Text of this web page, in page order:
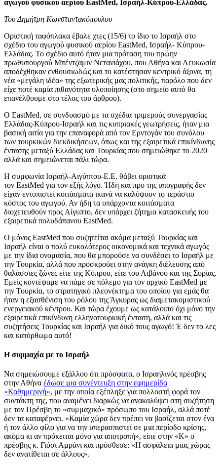
αγωγού φυσικού αερίου EastMed, Ισραήλ-Κύπρου-Ελλάδας.
Του Δημήτρη Κωνσταντακόπουλου
Οριστική ταφόπλακα έβαλε χτες (15/6) το ίδιο το Ισραήλ στο
σχέδιο του αγωγού φυσικού αερίου EastMed, Ισραήλ- Κύπρου-
Ελλάδας. Το σχέδιο αυτό ήταν μια πρόταση του πρώην
πρωθυπουργού Μπέντζαμιν Νετανιάχου, που Αθήνα και Λευκωσία
αποδέχθηκαν ενθουσιωδώς και το κατέστησαν κεντρικό άξονα, τη
νέα «μεγάλη ιδέα» της εξωτερικής μας πολιτικής, παρόλο που δεν
είχε ποτέ καμία πιθανότητα υλοποίησης (στο σημείο αυτό θα
επανέλθουμε στο τέλος του άρθρου).
Ο EastMed, σε συνδυασμό με τα σχέδια τριμερούς συνεργασίας
Ελλάδας-Κύπρου-Ισραήλ και τις κυπριακές γεωτρήσεις, ήταν μια
βασική αιτία για την επαναφορά από τον Ερντογάν του συνόλου
των τουρκικών διεκδικήσεων, όπως και της εξαιρετικά επικίνδυνης
έντασης μεταξύ Ελλάδας και Τουρκίας που σημειώθηκε το 2020
αλλά και σημειώνεται πάλι τώρα.
Η συμφωνία Ισραήλ-Αιγύπτου-Ε.Ε. θάβει οριστικά
τον EastMed για τον εξής λόγο. Ήδη και προ της υπογραφής δεν
είχαν εντοπιστεί κοιτάσματα ικανά να καλύψουν το τεράστιο
κόστος του αγωγού. Αν ήδη τα υπάρχοντα κοιτάσματα
διοχετευθούν προς Αίγυπτο, δεν υπάρχει ζήτημα κατασκευής του
εξαιρετικά πολυδάπανου EastMed.
Ο μόνος EastMed που συζητείται ακόμα μεταξύ Τουρκίας και
Ισραήλ είναι ο πολύ ευκολότερος οικονομικά και τεχνικά αγωγός
με την ίδια ονομασία, που θα μπορούσε να συνδέσει το Ισραήλ με
την Τουρκία, αλλά που προσκρούει στην ανάγκη διέλευσης από
θαλάσσιες ζώνες είτε της Κύπρου, είτε του Λιβάνου και της Συρίας.
Εμείς κοντέψαμε να πάμε σε πόλεμο για τον αρχικό EastMed με
την Τουρκία, το στρατηγικό πλεονέκτημα του οποίου για εμάς θα
ήταν η εξασθένιση του ρόλου της Άγκυρας ως διαμετακομιστικού
ενεργειακού κέντρου. Και τώρα έχουμε ως κατάλοιπο όχι μόνο την
εξαιρετικά επικίνδυνη ελληνοτουρκική ένταση, αλλά και τις
συζητήσεις Τουρκίας και Ισραήλ για δικό τους αγωγό! Έ δεν το λες
και κατόρθωμα αυτό!
Η συμμαχία με το Ισραήλ
Να σημειώσουμε εξάλλου ότι πρόσφατα, ο Ισραηλινός πρέσβης
στην Αθήνα έδωσε μια συνέντευξη στην εφημερίδα
«Καθημερινή», με την οποία εξέπληξε για πολλοστή φορά τον
συντάκτη της, που αναμένει διαρκώς να ανακαλύψει στη συζήτηση
με τον Πρέσβη το «συμμαχικό» πρόσωπο του Ισραήλ, αλλά ποτέ
δεν τα καταφέρνει. «Καμία χώρα δεν πρέπει να βασίζεται στον ένα
ή τον άλλο φίλο για να την υπερασπιστεί σε μια περίοδο κρίσης,
ακόμα κι αν πρόκειται μόνο για αποτροπή», είπε στην «Κ» ο
πρέσβης κ. Γιόσι Αμράνι και πρόσθεσε: «Η ασφάλεια μιας χώρας
δεν ανατίθεται σε άλλους».